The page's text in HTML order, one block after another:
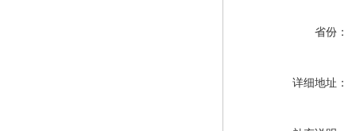
省份：
详细地址：